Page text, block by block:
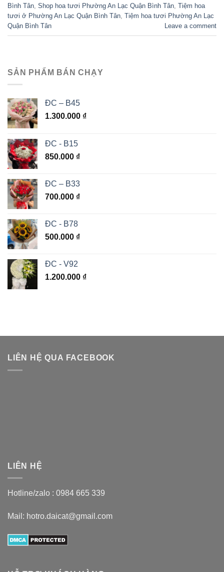
Bình Tân Shop hoa tươi Phường An Lạc Quận Bình Tân Tiệm hoa
tươi ở Phường An Lạc Quận Bình Tân Tiệm hoa tươi Phường An Lạc
Quận Bình Tân
Leave a comment
SẢN PHẨM BÁN CHẠY
ĐC – B45
1.300.000 ₫
ĐC - B15
850.000 ₫
ĐC – B33
700.000 ₫
ĐC - B78
500.000 ₫
ĐC - V92
1.200.000 ₫
LIÊN HỆ QUA FACEBOOK
LIÊN HỆ
Hotline/zalo : 0984 665 339
Mail: hotro.daicat@gmail.com